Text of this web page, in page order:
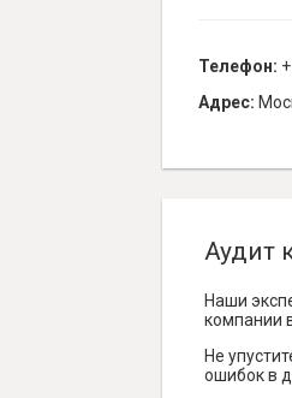
Телефон:
Адрес:
Аудит
Наши
компании
Не
ошибок в